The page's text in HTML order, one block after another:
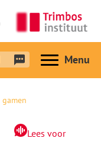
Lees voor